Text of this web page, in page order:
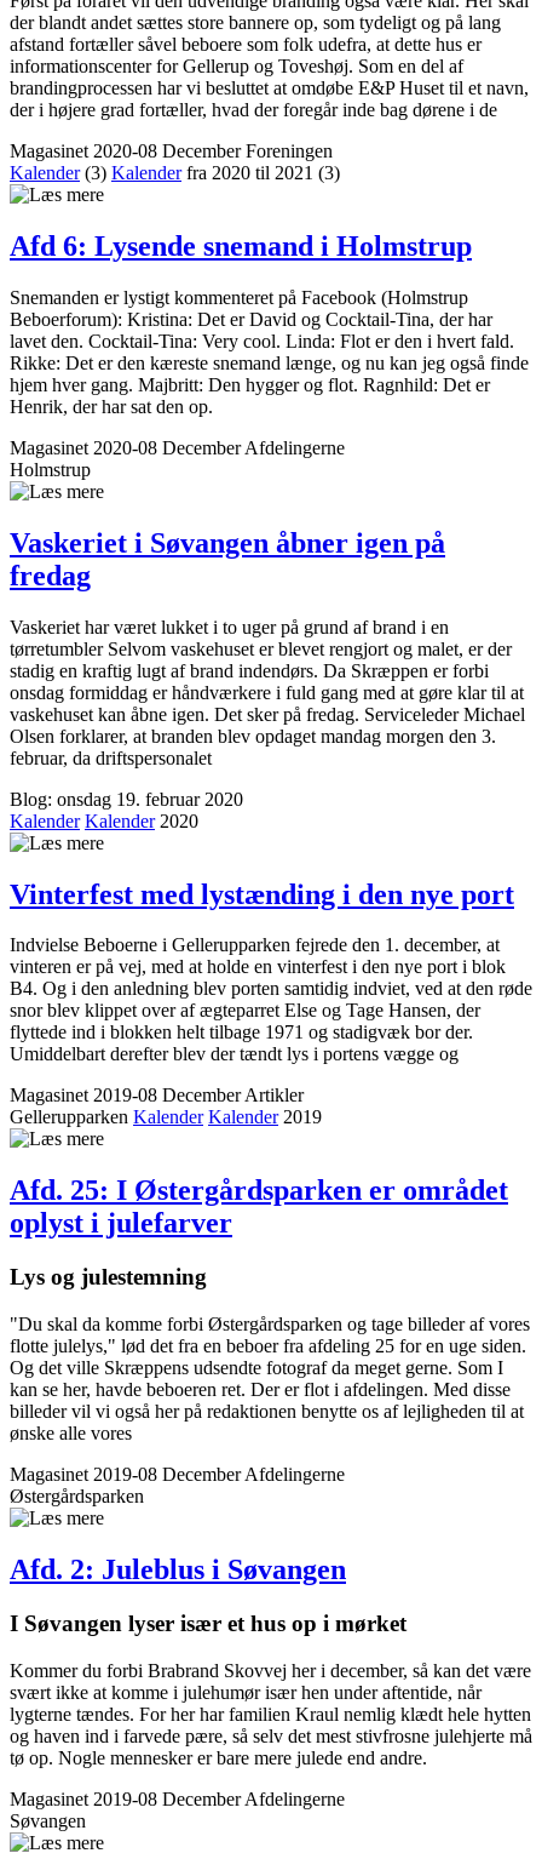
der blandt andet sættes store bannere op, som tydeligt og på lang
afstand fortæller såvel beboere som folk udefra, at dette hus er
informationscenter for Gellerup og Toveshøj. Som en del af
brandingprocessen har vi besluttet at omdøbe E&P Huset til et navn,
der i højere grad fortæller, hvad der foregår inde bag dørene i de
Magasinet 2020-08 December Foreningen
Kalender (3) Kalenderfra 2020 til 2021 (3)
Afd 6: Lysende snemand i Holmstrup
Snemanden er lystigt kommenteret på Facebook (Holmstrup
Beboerforum): Kristina: Det er David og Cocktail-Tina, der har
lavet den. Cocktail-Tina: Very cool. Linda: Flot er den i hvert fald.
Rikke: Det er den kæreste snemand længe, og nu kan jeg også finde
hjem hver gang. Majbritt: Den hygger og flot. Ragnhild: Det er
Henrik, der har sat den op.
Magasinet 2020-08 December Afdelingerne
Holmstrup
Vaskeriet i Søvangen åbner igen på
fredag
Vaskeriet har været lukket i to uger på grund af brand i en
tørretumbler Selvom vaskehuset er blevet rengjort og malet, er der
stadig en kraftig lugt af brand indendørs. Da Skræppen er forbi
onsdag formiddag er håndværkere i fuld gang med at gøre klar til at
vaskehuset kan åbne igen. Det sker på fredag. Serviceleder Michael
Olsen forklarer, at branden blev opdaget mandag morgen den 3.
februar, da driftspersonalet
Blog: onsdag 19. februar 2020
Kalender Kalender2020
Vinterfest med lystænding i den nye port
Indvielse Beboerne i Gellerupparken fejrede den 1. december, at
vinteren er på vej, med at holde en vinterfest i den nye port i blok
B4. Og i den anledning blev porten samtidig indviet, ved at den røde
snor blev klippet over af ægteparret Else og Tage Hansen, der
flyttede ind i blokken helt tilbage 1971 og stadigvæk bor der.
Umiddelbart derefter blev der tændt lys i portens vægge og
Magasinet 2019-08 DecemberArtikler
Gellerupparken Kalender Kalender2019
Afd. 25: I Øster­gårds­parken er området
oplyst i julefarver
Lys og julestemning
"Du skal da komme forbi Østergårdsparken og tage billeder af vores
flotte julelys," lød det fra en beboer fra afdeling 25 for en uge siden.
Og det ville Skræppens udsendte fotograf da meget gerne. Som I
kan se her, havde beboeren ret. Der er flot i afdelingen. Med disse
billeder vil vi også her på redaktionen benytte os af lejligheden til at
ønske alle vores
Magasinet 2019-08 December Afdelingerne
Østergårdsparken
Afd. 2: Juleblus i Søvangen
I Søvangen lyser især et hus op i mørket
Kommer du forbi Brabrand Skovvej her i december, så kan det være
svært ikke at komme i julehumør især hen under aftentide, når
lygterne tændes. For her har familien Kraul nemlig klædt hele hytten
og haven ind i farvede pære, så selv det mest stivfrosne julehjerte må
tø op. Nogle mennesker er bare mere julede end andre.
Magasinet 2019-08 December Afdelingerne
Søvangen